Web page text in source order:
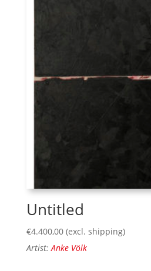
Untitled
€4.400,00 (excl. shipping)
Artist:Anke Völk